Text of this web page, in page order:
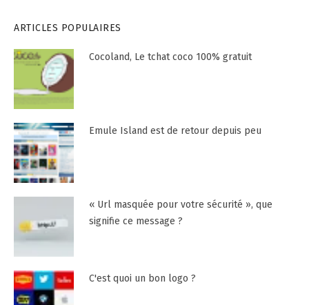
ARTICLES POPULAIRES
Cocoland, Le tchat coco 100% gratuit
Emule Island est de retour depuis peu
« Url masquée pour votre sécurité », que
signifie ce message ?
C'est quoi un bon logo ?